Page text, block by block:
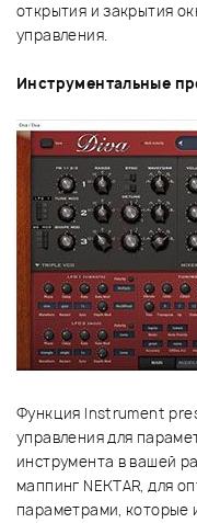
открытия и закрытия
управления.
Инструментальные
Функция Instrument
управления для
инструмента в вашей
маппинг NEKTAR, для
параметрами, которые